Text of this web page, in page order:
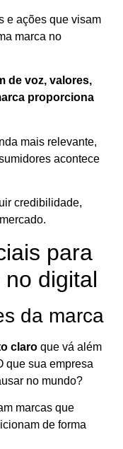
e ações que visam
marca no
de voz, valores,
proporciona
mais relevante,
acontece
credibilidade,
para
digital
da marca
claro que vá além
que sua empresa
no mundo?
marcas que
de forma